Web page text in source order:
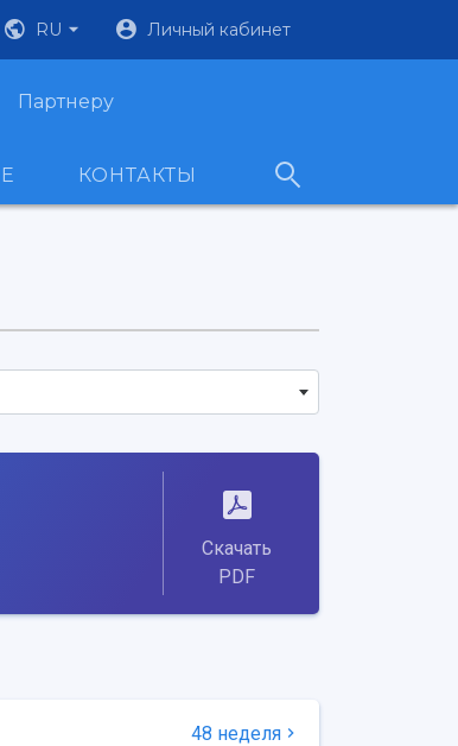
RU Личный кабинет
Партнеру
КОНТАКТЫ
Скачать
PDF
48 неделя